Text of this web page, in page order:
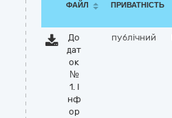
ФАЙЛ ПРИВАТНІСТЬ
До
дат
ок
№
1. І
нф
ор
публічний